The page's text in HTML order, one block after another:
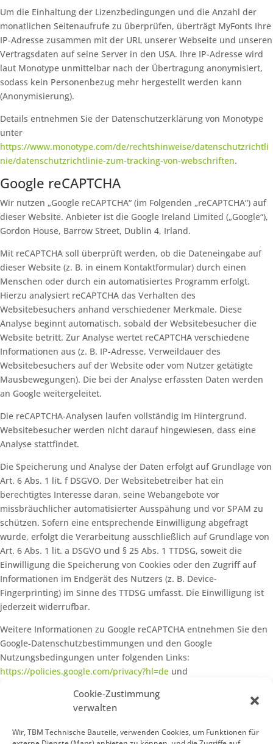
Cookie-Zustimmung
verwalten
Wir, TBM Technische Bauteile, verwenden Cookies, um Funktionen für
Um die Einhaltung der Lizenzbedingungen und die Anzahl der
monatlichen Seitenaufrufe zu überprüfen, überträgt MyFonts Ihre
IP-Adresse zusammen mit der URL unserer Webseite und unseren
Vertragsdaten auf seine Server in den USA. Ihre IP-Adresse wird
laut Monotype unmittelbar nach der Übertragung anonymisiert,
sodass kein Personenbezug mehr hergestellt werden kann
(Anonymisierung).
Details entnehmen Sie der Datenschutzerklärung von Monotype
unter
https://www.monotype.com/de/rechtshinweise/datenschutzrichtli
nie/datenschutzrichtlinie-zum-tracking-von-webschriften.
Google reCAPTCHA
Wir nutzen „Google reCAPTCHA“ (im Folgenden „reCAPTCHA“) auf
dieser Website. Anbieter ist die Google Ireland Limited („Google“),
Gordon House, Barrow Street, Dublin 4, Irland.
Mit reCAPTCHA soll überprüft werden, ob die Dateneingabe auf
dieser Website (z. B. in einem Kontaktformular) durch einen
Menschen oder durch ein automatisiertes Programm erfolgt.
Hierzu analysiert reCAPTCHA das Verhalten des
Websitebesuchers anhand verschiedener Merkmale. Diese
Analyse beginnt automatisch, sobald der Websitebesucher die
Website betritt. Zur Analyse wertet reCAPTCHA verschiedene
Informationen aus (z. B. IP-Adresse, Verweildauer des
Websitebesuchers auf der Website oder vom Nutzer getätigte
Mausbewegungen). Die bei der Analyse erfassten Daten werden
an Google weitergeleitet.
Die reCAPTCHA-Analysen laufen vollständig im Hintergrund.
Websitebesucher werden nicht darauf hingewiesen, dass eine
Analyse stattfindet.
Die Speicherung und Analyse der Daten erfolgt auf Grundlage von
Art. 6 Abs. 1 lit. f DSGVO. Der Websitebetreiber hat ein
berechtigtes Interesse daran, seine Webangebote vor
missbräuchlicher automatisierter Ausspähung und vor SPAM zu
schützen. Sofern eine entsprechende Einwilligung abgefragt
wurde, erfolgt die Verarbeitung ausschließlich auf Grundlage von
Art. 6 Abs. 1 lit. a DSGVO und § 25 Abs. 1 TTDSG, soweit die
Einwilligung die Speicherung von Cookies oder den Zugriff auf
Informationen im Endgerät des Nutzers (z. B. Device-
Fingerprinting) im Sinne des TTDSG umfasst. Die Einwilligung ist
jederzeit widerrufbar.
Weitere Informationen zu Google reCAPTCHA entnehmen Sie den
Google-Datenschutzbestimmungen und den Google
Nutzungsbedingungen unter folgenden Links:
https://policies.google.com/privacy?hl=de und